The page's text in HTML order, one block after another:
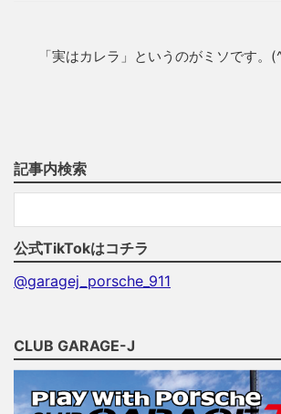
「実はカレラ」というのがミソです。
記事内検索
公式TikTokはコチラ
@garagej_porsche_911
CLUB GARAGE-J